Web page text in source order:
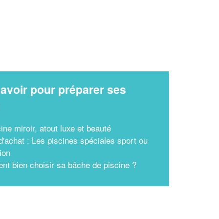
pour préparer ses
miroir, atout luxe et beauté
: Les piscines spéciales sport ou
bien choisir sa bâche de piscine ?